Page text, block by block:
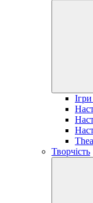
Творчість